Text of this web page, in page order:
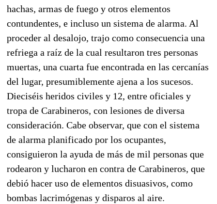
hachas, armas de fuego y otros elementos
contundentes, e incluso un sistema de alarma. Al
proceder al desalojo, trajo como consecuencia una
refriega a raíz de la cual resultaron tres personas
muertas, una cuarta fue encontrada en las cercanías
del lugar, presumiblemente ajena a los sucesos.
Dieciséis heridos civiles y 12, entre oficiales y
tropa de Carabineros, con lesiones de diversa
consideración. Cabe observar, que con el sistema
de alarma planificado por los ocupantes,
consiguieron la ayuda de más de mil personas que
rodearon y lucharon en contra de Carabineros, que
debió hacer uso de elementos disuasivos, como
bombas lacrimógenas y disparos al aire.